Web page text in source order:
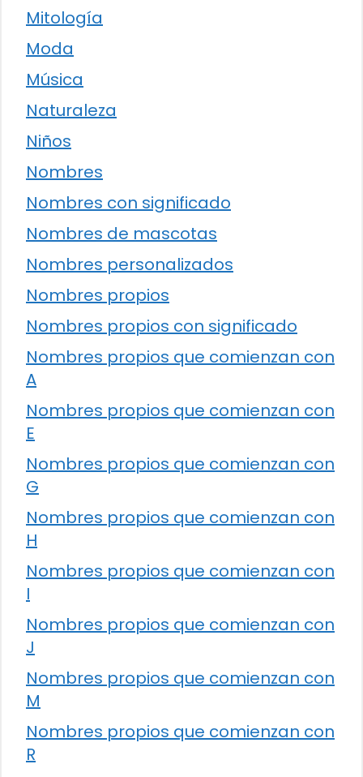
Mitología
Moda
Música
Naturaleza
Niños
Nombres
Nombres con significado
Nombres de mascotas
Nombres personalizados
Nombres propios
Nombres propios con significado
Nombres propios que comienzan con
A
Nombres propios que comienzan con
E
Nombres propios que comienzan con
G
Nombres propios que comienzan con
H
Nombres propios que comienzan con
I
Nombres propios que comienzan con
J
Nombres propios que comienzan con
M
Nombres propios que comienzan con
R